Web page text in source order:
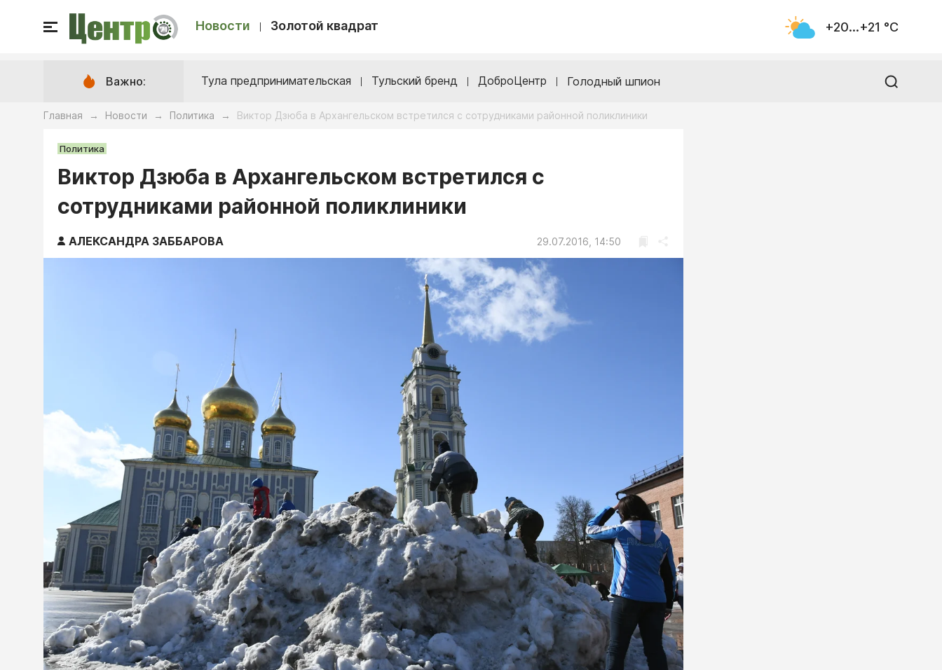
Новости Золотой квадрат +20...+21 °С
Важно: Тула предпринимательская Тульский бренд ДоброЦентр Голодный шпион
Главная → Новости → Политика → Виктор Дзюба в Архангельском встретился с сотрудниками районной поликлиники
Политика
Виктор Дзюба в Архангельском встретился с
сотрудниками районной поликлиники
АЛЕКСАНДРА ЗАББАРОВА 29.07.2016, 14:50